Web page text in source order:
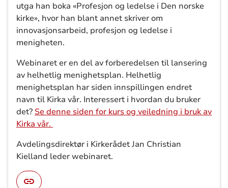
utga han boka «Profesjon og ledelse i Den norske
kirke», hvor han blant annet skriver om
innovasjonsarbeid, profesjon og ledelse i
menigheten.
Webinaret er en del av forberedelsen til lansering
av helhetlig menighetsplan. Helhetlig
menighetsplan har siden innspillingen endret
navn til Kirka vår. Interessert i hvordan du bruker
det? Se denne siden for kurs og veiledning i bruk av
Kirka vår.
Avdelingsdirektør i Kirkerådet Jan Christian
Kielland leder webinaret.